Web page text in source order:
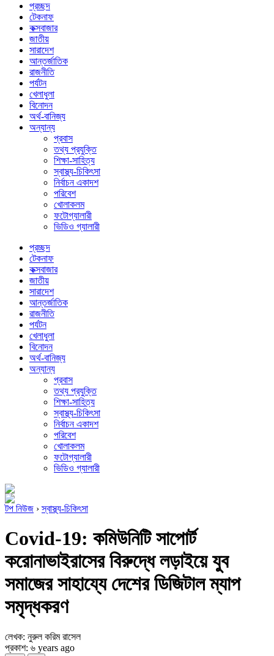
প্রচ্ছদ
টেকনাফ
কক্সবাজার
জাতীয়
সারাদেশ
আন্তর্জাতিক
রাজনীতি
পর্যটন
খেলাধুলা
বিনোদন
অর্থ-বানিজ্য
অন্যান্য
প্রবাস
তথ্য প্রযুক্তি
শিক্ষা-সাহিত্য
স্বাস্থ্য-চিকিৎসা
নির্বাচন একাদশ
পরিবেশ
খোলাকলম
ফটোগ্যালারী
ভিডিও গ্যালারী
প্রচ্ছদ
টেকনাফ
কক্সবাজার
জাতীয়
সারাদেশ
আন্তর্জাতিক
রাজনীতি
পর্যটন
খেলাধুলা
বিনোদন
অর্থ-বানিজ্য
অন্যান্য
প্রবাস
তথ্য প্রযুক্তি
শিক্ষা-সাহিত্য
স্বাস্থ্য-চিকিৎসা
নির্বাচন একাদশ
পরিবেশ
খোলাকলম
ফটোগ্যালারী
ভিডিও গ্যালারী
টপ নিউজ ›স্বাস্থ্য-চিকিৎসা
Covid-19: কমিউনিটি সাপোর্ট
করোনাভাইরাসের বিরুদ্ধে লড়াইয়ে যুব
সমাজের সাহায্যে দেশের ডিজিটাল ম্যাপ
সমৃদ্ধকরণ
লেখক: নুরুল করিম রাসেল
প্রকাশ: ৬ years ago